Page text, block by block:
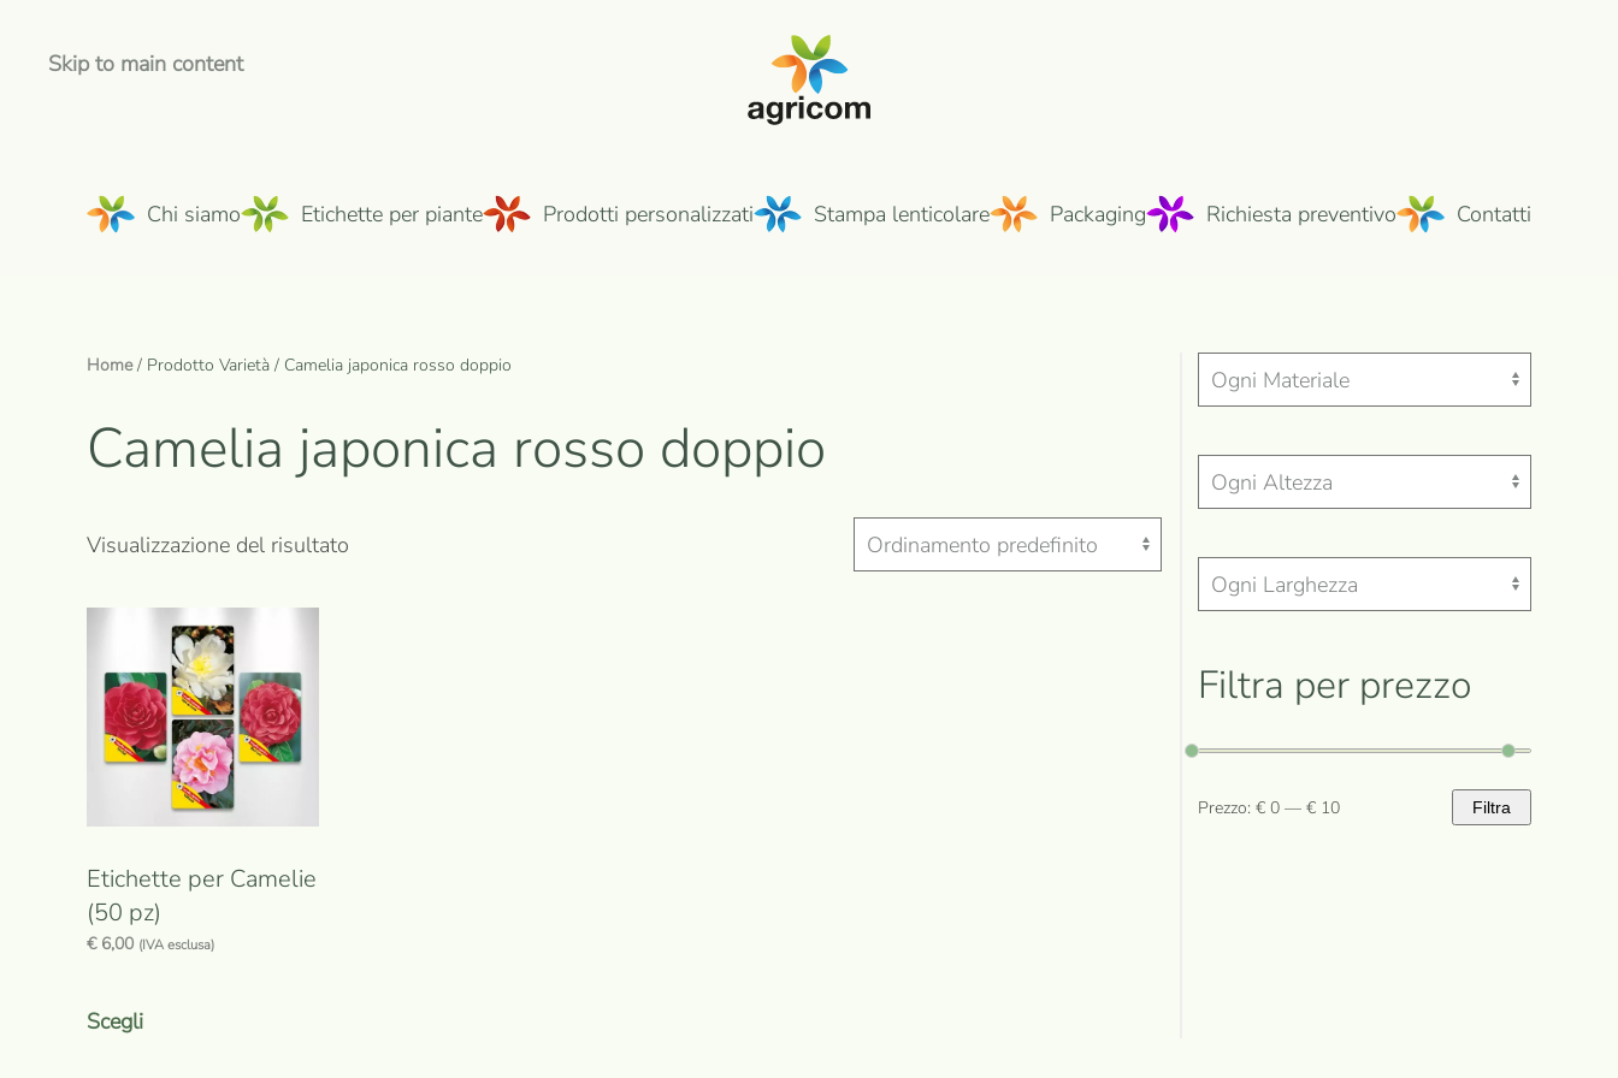
Skip to main content
Chi siamo Etichette per piante Prodotti personalizzati Stampa lenticolare Packaging Richiesta preventivo Contatti
Home/ Prodotto Varietà / Camelia japonica rosso doppio
Camelia japonica rosso doppio
Visualizzazione del risultato
Etichette per Camelie
(50 pz)
€6,00 (IVA esclusa)
Scegliprodotto
Filtra per prezzo
Prezzo
Prezzo
Filtra
Prezzo: € 0— € 10